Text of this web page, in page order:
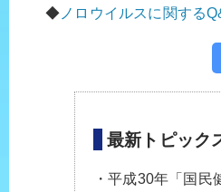
◆ ノロウイルスに関する
最新トピック
・平成30年「国